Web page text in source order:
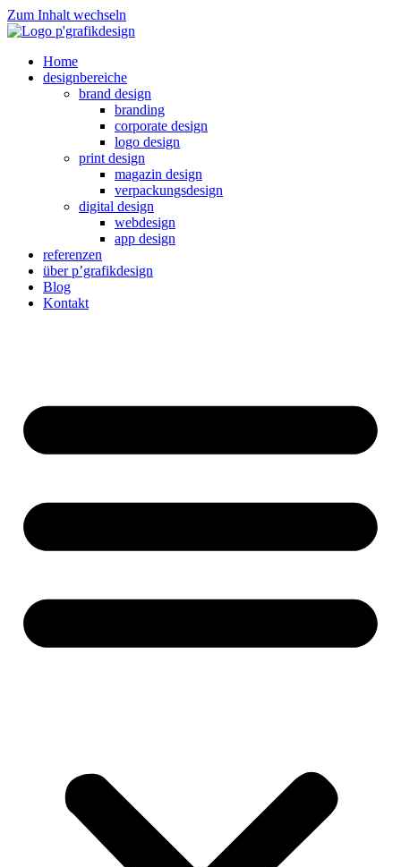
Zum Inhalt wechseln
Home
designbereiche
brand design
branding
corporate design
logo design
print design
magazin design
verpackungsdesign
digital design
webdesign
app design
referenzen
über p’grafikdesign
Blog
Kontakt